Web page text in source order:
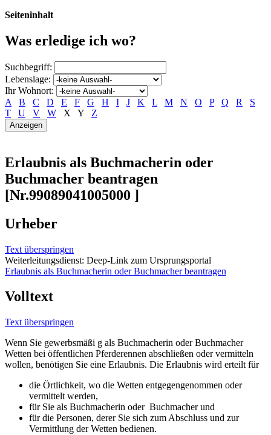
Seiteninhalt
Was erledige ich wo?
Suchbegriff:
Lebenslage:
Ihr Wohnort:
A
B C D E F G H I J K L M N O P Q R
S
T
U V W X Y Z
Erlaubnis als Buchmacherin oder
Buchmacher beantragen
[Nr.99089041005000 ]
Urheber
Text überspringen
Weiterleitungsdienst: Deep-Link zum Ursprungsportal
Erlaubnis als Buchmacherin oder Buchmacher beantragen
Volltext
Text überspringen
Wenn Sie gewerbsmäßi g als Buchmacherin oder Buchmacher
Wetten bei öffentlichen Pferderennen abschließen oder vermitteln
wollen, benötigen Sie eine Erlaubnis. Die Erlaubnis wird erteilt für
die Örtlichkeit, wo die Wetten entgegengenommen oder
vermittelt werden,
für Sie als Buchmacherin oder Buchmacher und
für die Personen, derer Sie sich zum Abschluss und zur
Vermittlung der Wetten bedienen.